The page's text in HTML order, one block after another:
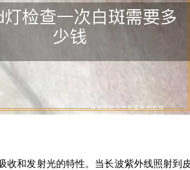
收和发射光的特性。当长波紫外线照射到